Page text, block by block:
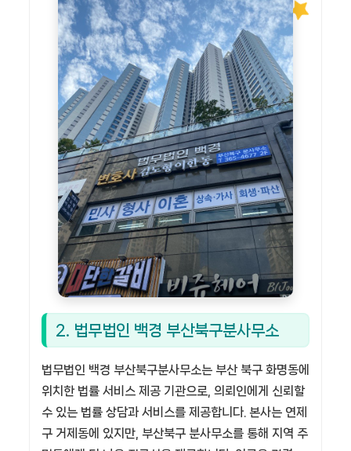
2. 법무법인 백경 부산북구분사무소
법무법인 백경 부산북구분사무소는 부산 북구 화명동에
위치한 법률 서비스 제공 기관으로, 의뢰인에게 신뢰할
수 있는 법률 상담과 서비스를 제공합니다. 본사는 연제
구 거제동에 있지만, 부산북구 분사무소를 통해 지역 주